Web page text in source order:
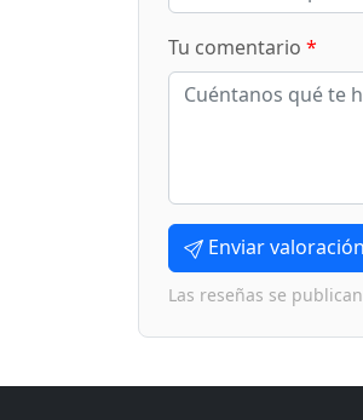
Tu comentario *
Enviar valoración
Las reseñas se